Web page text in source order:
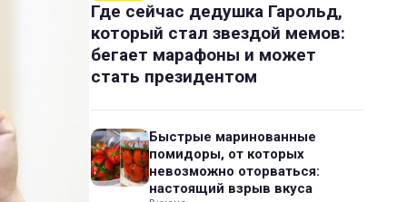
Где сейчас дедушка Гарольд,
который стал звездой мемов:
бегает марафоны и может
стать президентом
Быстрые маринованные
помидоры, от которых
невозможно оторваться:
настоящий взрыв вкуса